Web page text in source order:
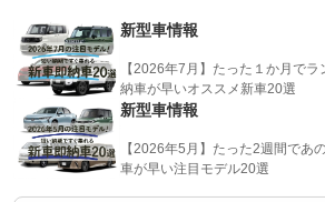
新型車情報
【2026年7月】たった１か月で
納車が早いオススメ新車20選
新型車情報
【2026年5月】たった2週間であ
車が早い注目モデル20選